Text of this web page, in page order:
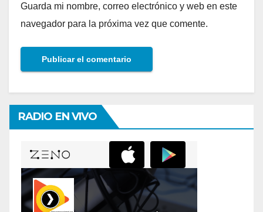
Guarda mi nombre, correo electrónico y web en este
navegador para la próxima vez que comente.
RADIO EN VIVO